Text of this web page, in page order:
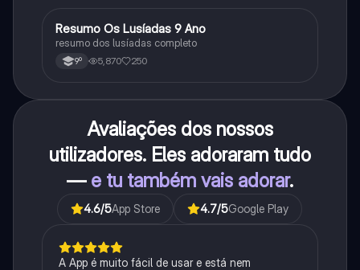
Português
Resumo Os Lusíadas 9 Ano
resumo dos lusíadas completo
9º 5,870 250
Avaliações dos nossos
utilizadores. Eles adoraram tudo
— e tu também vais adorar.
4.6/5App Store 4.7/5Google Play
A App é muito fácil de usar e está nem